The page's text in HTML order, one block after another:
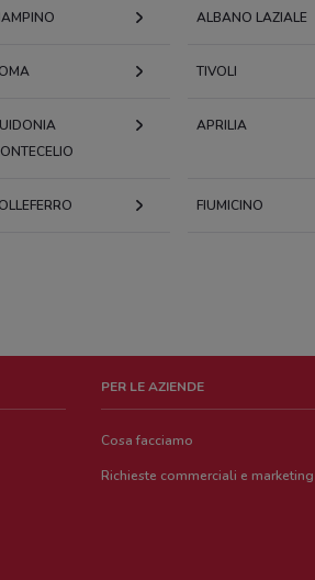
ALBANO LAZIALE
TIVOLI
APRILIA
FIUMICINO
PER LE AZIENDE
Cosa facciamo
Richieste commerciali e marketing